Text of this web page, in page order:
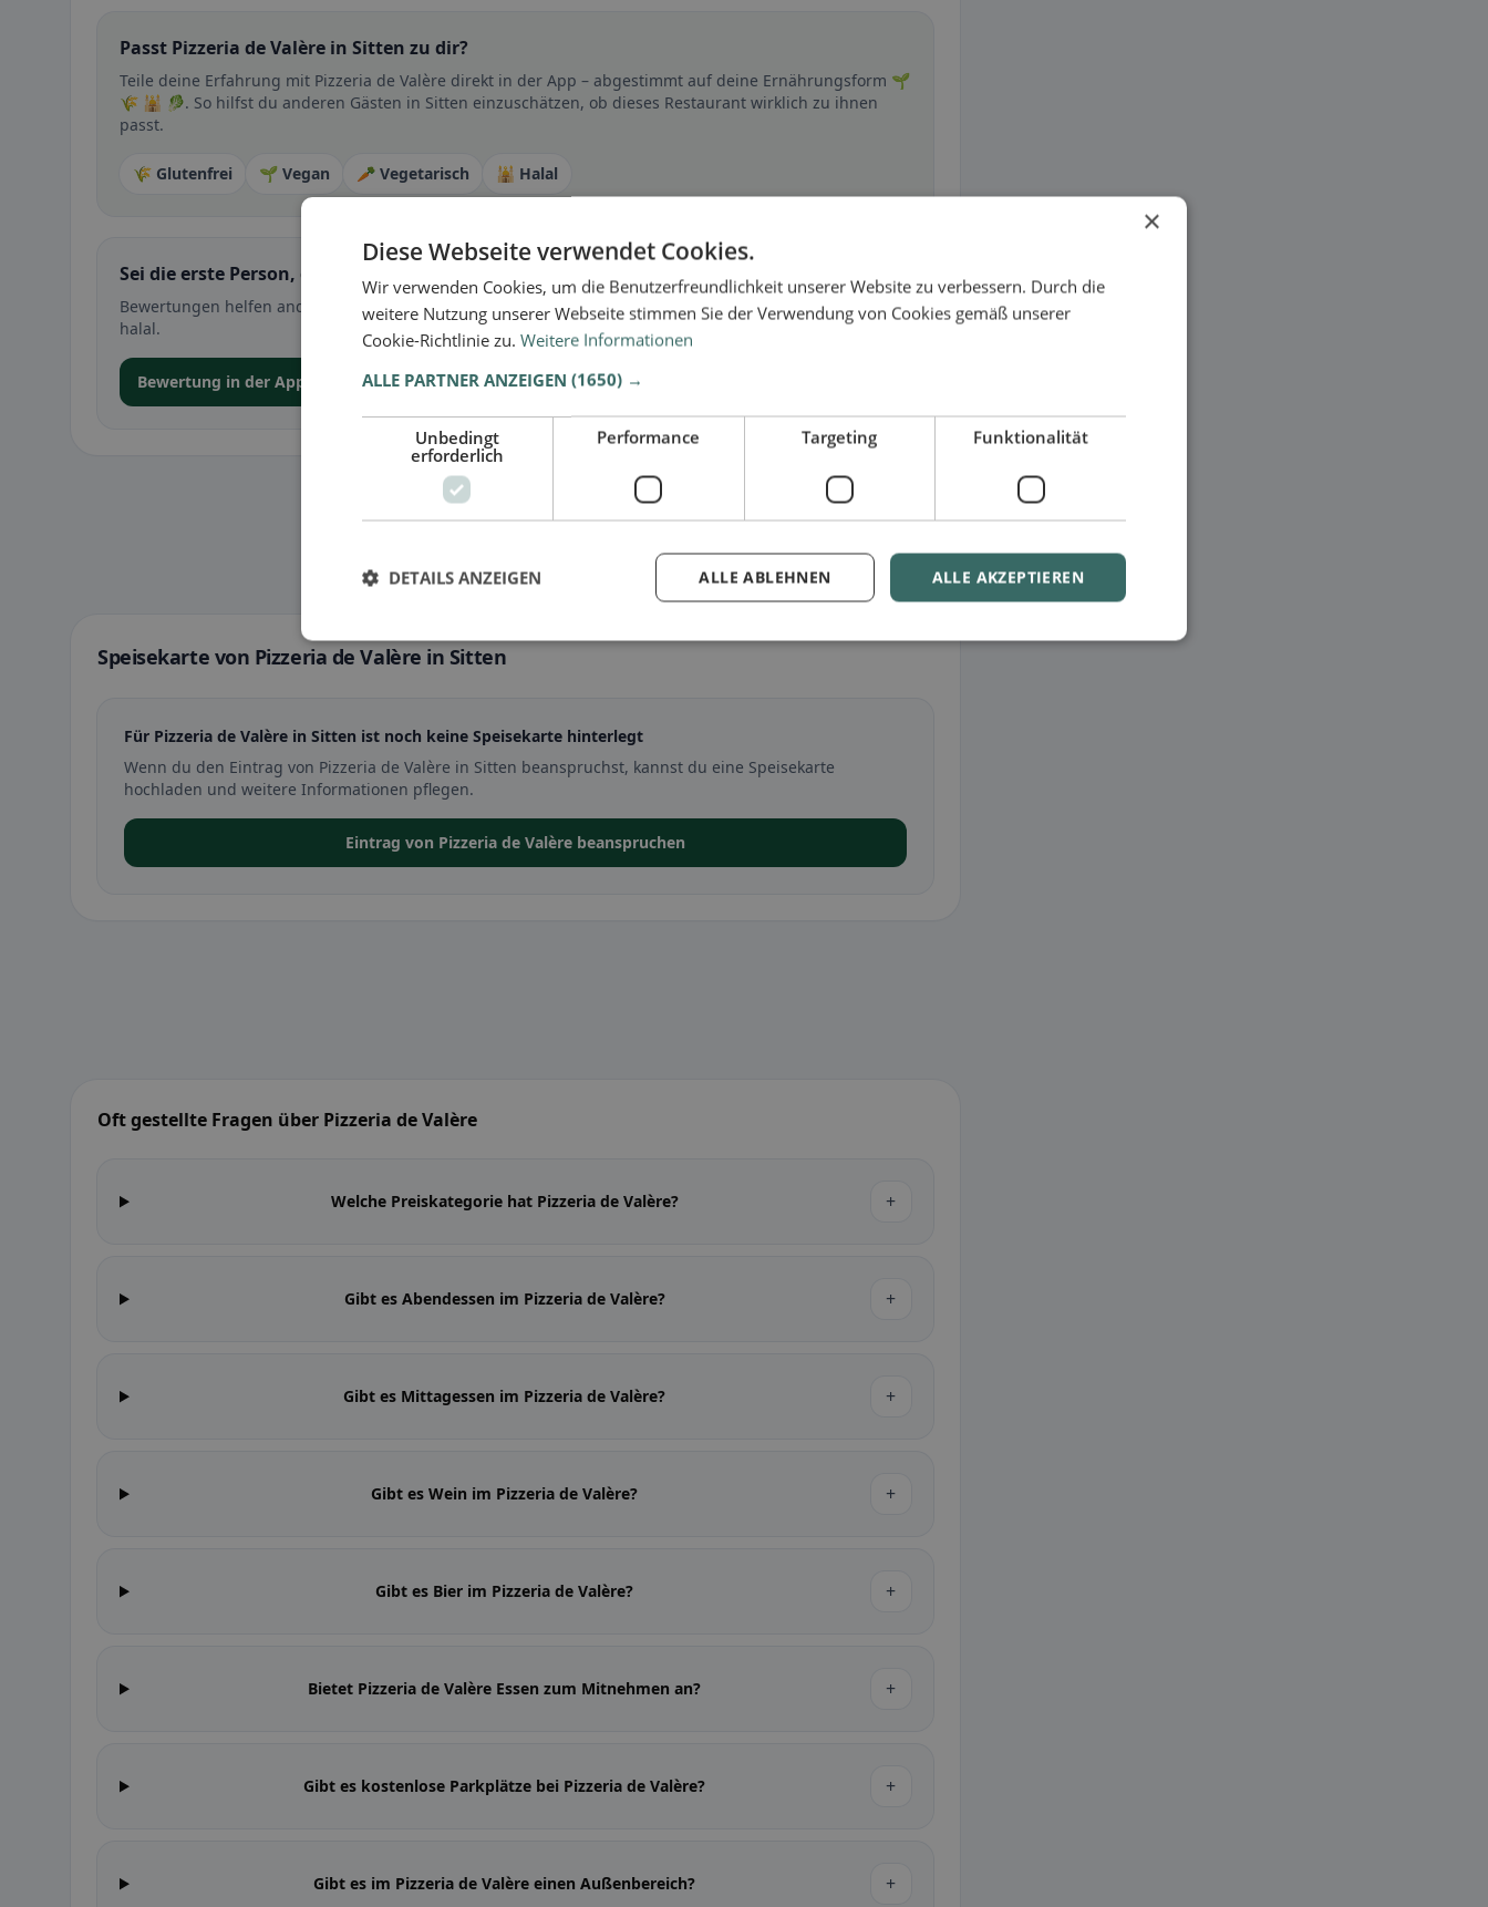
Passt Pizzeria de Valère in Sitten zu dir?
Teile deine Erfahrung mit Pizzeria de Valère direkt in der App – abgestimmt auf deine Ernährungsform 🌱
🌾 🕌 🥬. So hilfst du anderen Gästen in Sitten einzuschätzen, ob dieses Restaurant wirklich zu ihnen
passt.
🌾 Glutenfrei 🌱 Vegan 🥕 Vegetarisch 🕌 Halal
Sei die erste Person, die ihre Erfahrung teilt
Bewertungen helfen anderen bei der Entscheidung – besonders bei glutenfrei, vegan, vegetarisch oder
halal.
Bewertung in der App abgeben
Speisekarte von Pizzeria de Valère in Sitten
Für Pizzeria de Valère in Sitten ist noch keine Speisekarte hinterlegt
Wenn du den Eintrag von Pizzeria de Valère in Sitten beanspruchst, kannst du eine Speisekarte
hochladen und weitere Informationen pflegen.
Eintrag von Pizzeria de Valère beanspruchen
Oft gestellte Fragen über Pizzeria de Valère
Welche Preiskategorie hat Pizzeria de Valère? +
Gibt es Abendessen im Pizzeria de Valère? +
Gibt es Mittagessen im Pizzeria de Valère? +
Gibt es Wein im Pizzeria de Valère? +
Gibt es Bier im Pizzeria de Valère? +
Bietet Pizzeria de Valère Essen zum Mitnehmen an? +
Gibt es kostenlose Parkplätze bei Pizzeria de Valère? +
Gibt es im Pizzeria de Valère einen Außenbereich? +
×
Diese Webseite verwendet Cookies.
Wir verwenden Cookies, um die Benutzerfreundlichkeit unserer Website zu verbessern. Durch die
weitere Nutzung unserer Webseite stimmen Sie der Verwendung von Cookies gemäß unserer
Cookie-Richtlinie zu. Weitere Informationen
ALLE PARTNER ANZEIGEN (1650) →
Unbedingt
erforderlich
Performance Targeting Funktionalität
ALLE AKZEPTIEREN
ALLE ABLEHNEN
DETAILS ANZEIGEN